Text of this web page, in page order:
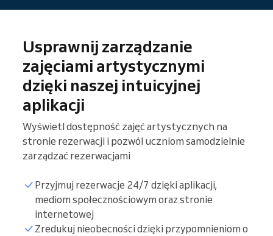
Usprawnij zarządzanie
zajęciami artystycznymi
dzięki naszej intuicyjnej
aplikacji
Wyświetl dostępność zajęć artystycznych na
stronie rezerwacji i pozwól uczniom samodzielnie
zarządzać rezerwacjami
Przyjmuj rezerwacje 24/7 dzięki aplikacji,
mediom społecznościowym oraz stronie
internetowej
Zredukuj nieobecności dzięki przypomnieniom o